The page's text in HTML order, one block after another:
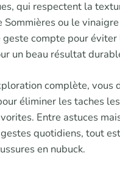
qui respectent la
ou le
compte pour
un beau résultat
complète, vous
éliminer les taches
Entre astuces
quotidiens, tout
en nubuck.